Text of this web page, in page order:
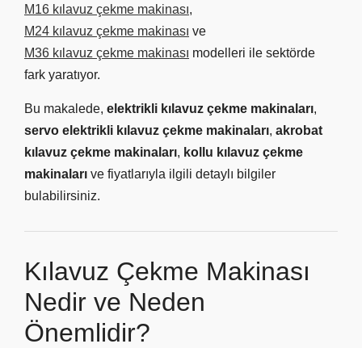
M16 kılavuz çekme makinası,
M24 kılavuz çekme makinası ve
M36 kılavuz çekme makinası modelleri ile sektörde
fark yaratıyor.
Bu makalede, elektrikli kılavuz çekme makinaları,
servo elektrikli kılavuz çekme makinaları, akrobat
kılavuz çekme makinaları, kollu kılavuz çekme
makinaları ve fiyatlarıyla ilgili detaylı bilgiler
bulabilirsiniz.
Kılavuz Çekme Makinası
Nedir ve Neden
Önemlidir?